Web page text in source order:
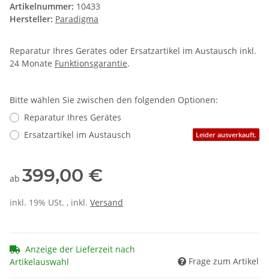
Artikelnummer: 10433
Hersteller: Paradigma
Reparatur Ihres Gerätes oder Ersatzartikel im Austausch inkl.
24 Monate Funktionsgarantie.
Bitte wählen Sie zwischen den folgenden Optionen:
Reparatur Ihres Gerätes
Ersatzartikel im Austausch
Leider ausverkauft.
ab 399,00 €
inkl. 19% USt. , inkl. Versand
Anzeige der Lieferzeit nach
Artikelauswahl
Frage zum Artikel